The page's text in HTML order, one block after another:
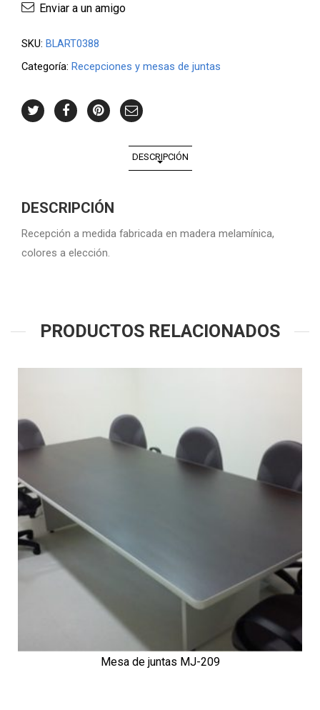
Enviar a un amigo
SKU: BLART0388
Categoría: Recepciones y mesas de juntas
DESCRIPCIÓN
DESCRIPCIÓN
Recepción a medida fabricada en madera melamínica,
colores a elección.
PRODUCTOS RELACIONADOS
Mesa de juntas MJ-209